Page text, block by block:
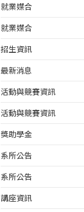
就業媒合
就業媒合
招生資訊
最新消息
活動與競賽資訊
活動與競賽資訊
獎助學金
系所公告
系所公告
講座資訊